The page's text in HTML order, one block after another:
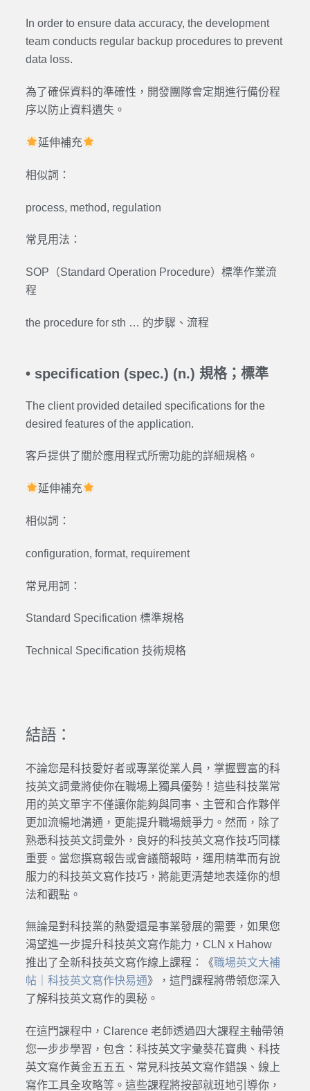
In order to ensure data accuracy, the development
team conducts regular backup procedures to prevent
data loss.
為了確保資料的準確性，開發團隊會定期進行備份程
序以防止資料遺失。
延伸補充
相似詞：
process, method, regulation
常見用法：
SOP（Standard Operation Procedure）標準作業流
程
the procedure for sth … 的步驟、流程
• specification (spec.) (n.) 規格；標準
The client provided detailed specifications for the
desired features of the application.
客戶提供了關於應用程式所需功能的詳細規格。
延伸補充
相似詞：
configuration, format, requirement
常見用詞：
Standard Specification 標準規格
Technical Specification 技術規格
結語：
不論您是科技愛好者或專業從業人員，掌握豐富的科
技英文詞彙將使你在職場上獨具優勢！這些科技業常
用的英文單字不僅讓你能夠與同事、主管和合作夥伴
更加流暢地溝通，更能提升職場競爭力。然而，除了
熟悉科技英文詞彙外，良好的科技英文寫作技巧同樣
重要。當您撰寫報告或會議簡報時，運用精準而有說
服力的科技英文寫作技巧，將能更清楚地表達你的想
法和觀點。
無論是對科技業的熱愛還是事業發展的需要，如果您
渴望進一步提升科技英文寫作能力，CLN x Hahow
推出了全新科技英文寫作線上課程：《職場英文大補
帖｜科技英文寫作快易通》，這門課程將帶領您深入
了解科技英文寫作的奧秘。
在這門課程中，Clarence 老師透過四大課程主軸帶領
您一步步學習，包含：科技英文字彙葵花寶典、科技
英文寫作黃金五五五、常見科技英文寫作錯誤、線上
寫作工具全攻略等。這些課程將按部就班地引導你，